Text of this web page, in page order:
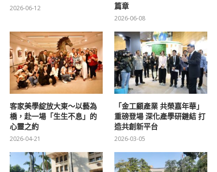
2026-06-12
篇章
2026-06-08
客家美學綻放大東～以藝為
橋，赴一場「生生不息」的
心靈之約
2026-04-21
「金工顧產業 共榮嘉年華」
重磅登場 深化產學研鏈結 打
造共創新平台
2026-03-05